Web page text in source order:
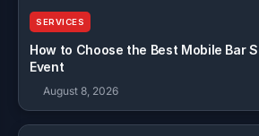
SERVICES
How to Choose the Best Mobile Bar
Event
August 8, 2026